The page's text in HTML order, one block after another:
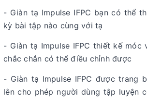
- Giàn tạ Impulse IFPC bạn có thể
kỳ bài tập nào cùng với tạ
- Giàn tạ Impulse IFPC thiết kế móc
chắc chắn có thể điều chỉnh được
- Giàn tạ Impulse IFPC được trang
lên cho phép người dùng tập luyện